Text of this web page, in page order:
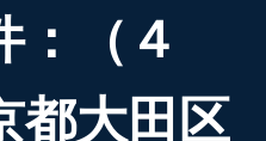
：（４
大田区